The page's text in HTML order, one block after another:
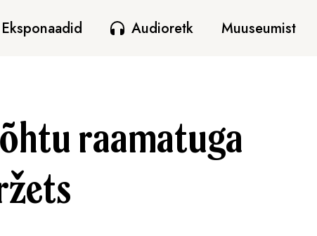
Eksponaadid Audioretk Muuseumist
raamatuga